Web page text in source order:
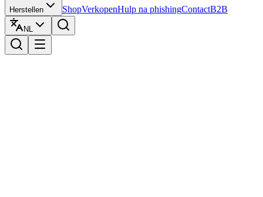
Herstellen ShopVerkopenHulp na phishingContactB2B
NL